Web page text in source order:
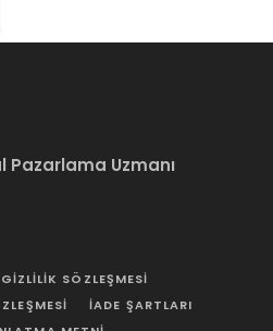
Pazarlama Uzmanı
GIZLILIK SÖZLEŞMESI
İADE ŞARTLARI